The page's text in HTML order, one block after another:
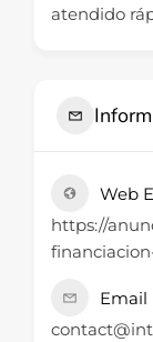
atendido
Web
https://
Email